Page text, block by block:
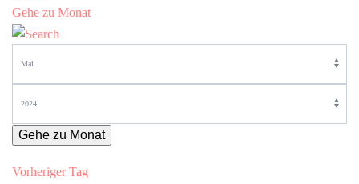
Gehe zu Monat
Gehe zu Monat
Vorheriger Tag